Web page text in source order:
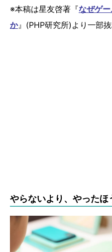
※本稿は星友啓著『なぜゲ
か』(PHP研究所)より一部
やらないより、やったほ